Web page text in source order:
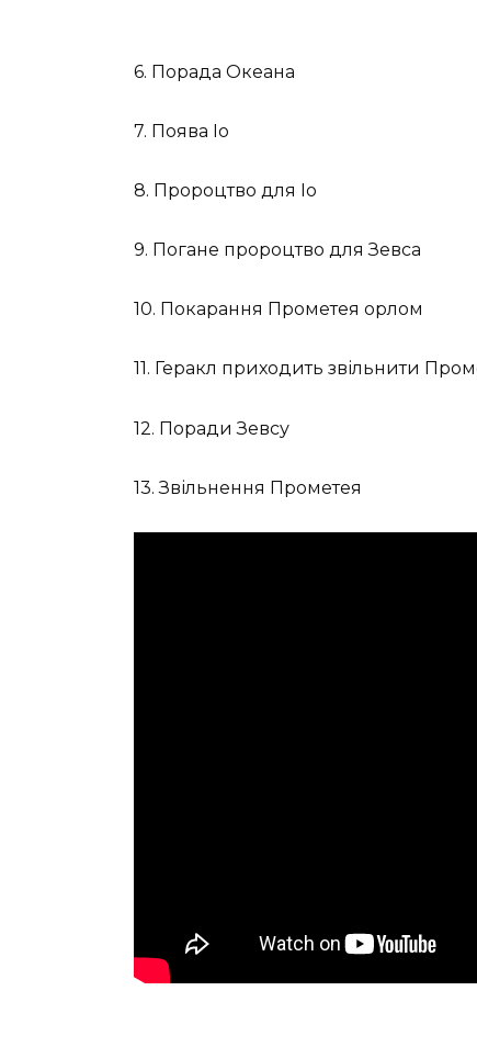
6. Порада Океана
7. Поява Іо
8. Пророцтво для Іо
9. Погане пророцтво для Зевса
10. Покарання Прометея орлом
11. Геракл приходить звільнити
12. Поради Зевсу
13. Звільнення Прометея